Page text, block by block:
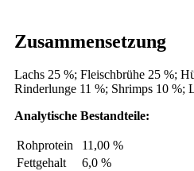
Zusammensetzung
Lachs 25 %; Fleischbrühe 25 %;
Rinderlunge 11 %; Shrimps 10 %;
Analytische Bestandteile:
Rohprotein
11,00 %
Fettgehalt
6,0 %